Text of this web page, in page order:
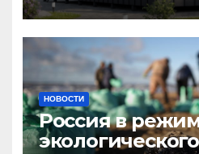
НОВОСТИ
Россия в